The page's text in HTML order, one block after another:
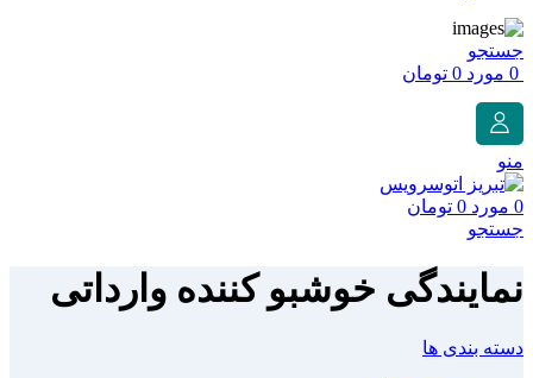
جستجو
0 مورد 0 تومان
منو
0 مورد 0 تومان
جستجو
نمایندگی خوشبو کننده وارداتی
دسته بندی ها